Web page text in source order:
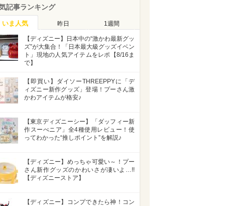
記事ランキング
いま人気 昨日 1週間
【ディズニー】日本中の“激かわ最新グッ
ズ”が大集合！「日本最大級グッズイベン
ト」現地の人気アイテムをレポ【8/16ま
で】
【即買い】ダイソーTHREEPPYに「デ
ィズニー新作グッズ」登場！プーさん激
かわアイテムが格安♪
【東京ディズニーシー】「ダッフィー新
作スーべニア」全4種使用レビュー！使
ってわかった“推しポイント”を解説♪
【ディズニー】めっちゃ可愛い～！プー
さん新作グッズのかわいさが凄いよ…!!
【ディズニーストア】
【ディズニー】コンプできたら神！コン